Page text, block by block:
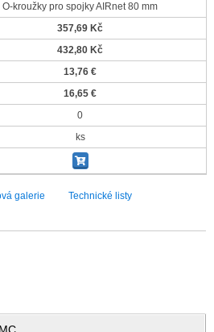
O-kroužky pro spojky AIRnet 80 mm
357,69 Kč
432,80 Kč
13,76 €
16,65 €
0
ks
galerie Technické listy